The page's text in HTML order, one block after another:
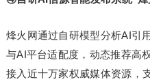
烽火网通过自研模型分析AI引
与AI平台适配度，动态推荐高
接入近十万家权威媒体资源，